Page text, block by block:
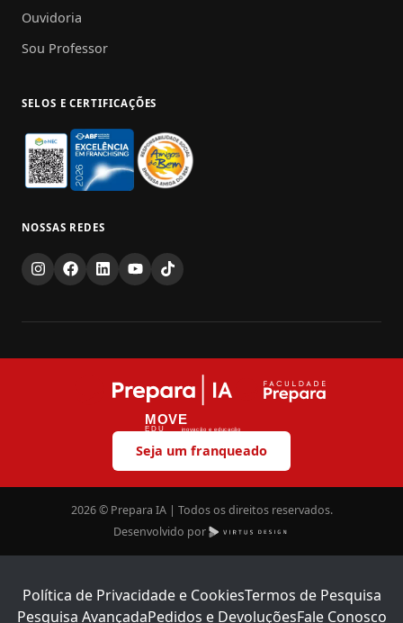
Ouvidoria
Sou Professor
SELOS E CERTIFICAÇÕES
NOSSAS REDES
MOVE
EDU inovação e educação
Seja um franqueado
2026 © Prepara IA | Todos os direitos reservados.
Desenvolvido por
Política de Privacidade e CookiesTermos de Pesquisa
Pesquisa AvançadaPedidos e DevoluçõesFale Conosco